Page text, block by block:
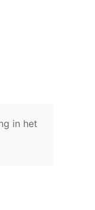
in het